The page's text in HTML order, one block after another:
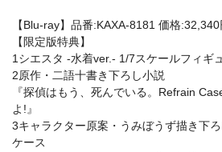
【Blu-ray】品番:KAXA-8181 価格
【限定版特典】
1シエスタ -水着ver.- 1/7スケールフィギ
2原作・二語十書き下ろし小説
『探偵はもう、死んでいる。Refrain
よ!』
3キャラクター原案・うみぼうず描き下
ケース